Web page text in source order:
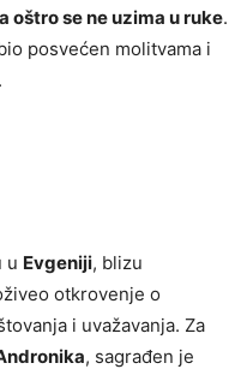
oštro se ne uzima u ruke.
posvećen molitvama i
u Evgeniji, blizu
otkrovenje o
i uvažavanja. Za
, sagrađen je